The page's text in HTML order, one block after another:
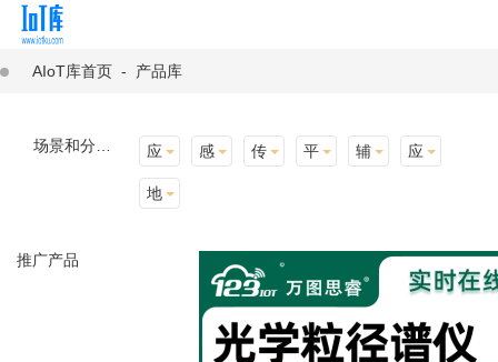
AIoT库首页 - 产品库
应用场景 感知层 传输层 平台层 辅助产品与材料 应用终端
地址选择
推广产品